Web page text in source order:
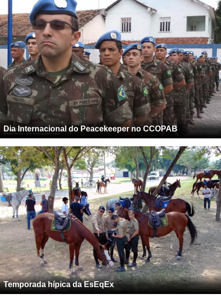
Dia Internacional do Peacekeeper no CCOPAB
Temporada hípica da EsEqEx